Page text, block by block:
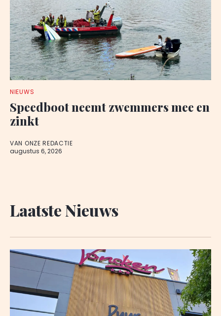
NIEUWS
Speedboot neemt zwemmers mee en
zinkt
VAN ONZE REDACTIE
augustus 6, 2026
Laatste Nieuws